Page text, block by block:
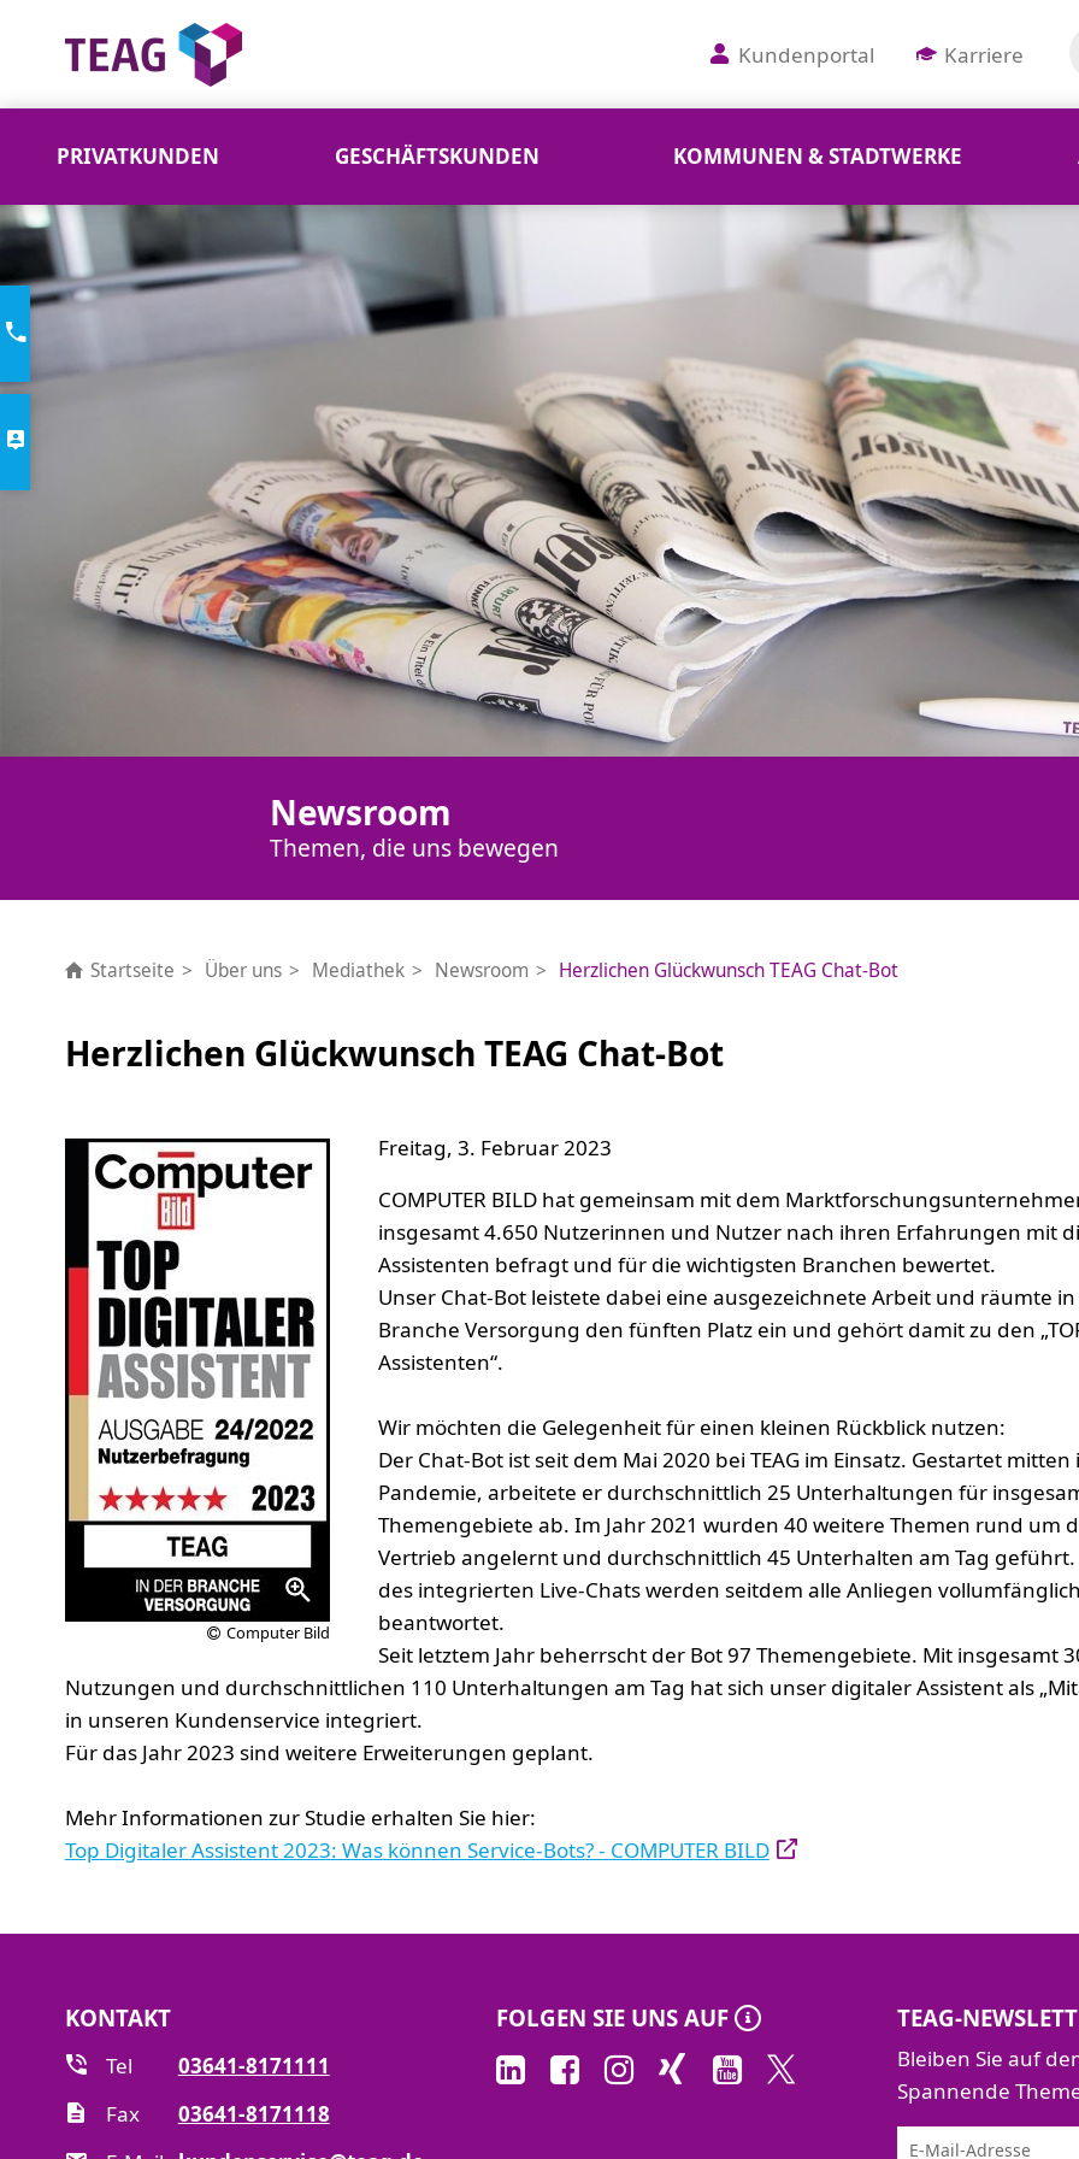
Kundenportal Karriere
PRIVATKUNDEN GESCHÄFTSKUNDEN KOMMUNEN & STADTWERKE
Newsroom
Themen, die uns bewegen
Startseite Über uns Mediathek Newsroom Herzlichen Glückwunsch TEAG Chat-Bot
Herzlichen Glückwunsch TEAG Chat-Bot
Computer Bild
Freitag, 3. Februar 2023
COMPUTER BILD hat gemeinsam mit dem
insgesamt 4.650 Nutzerinnen und Nutzer nach ihren Erfahrungen mit
Assistenten befragt und für die wichtigsten Branchen bewertet.
Unser Chat-Bot leistete dabei eine ausgezeichnete Arbeit und räumte
Branche Versorgung den fünften Platz ein und gehört damit zu den
Assistenten“.
Wir möchten die Gelegenheit für einen kleinen Rückblick nutzen:
Der Chat-Bot ist seit dem Mai 2020 bei TEAG im Einsatz. Gestartet mitten
Pandemie, arbeitete er durchschnittlich 25 Unterhaltungen für
Themengebiete ab. Im Jahr 2021 wurden 40 weitere Themen rund um
Vertrieb angelernt und durchschnittlich 45 Unterhalten am Tag
des integrierten Live-Chats werden seitdem alle Anliegen
beantwortet.
Seit letztem Jahr beherrscht der Bot 97 Themengebiete. Mit insgesamt
Nutzungen und durchschnittlichen 110 Unterhaltungen am Tag hat sich unser digitaler Assistent als
in unseren Kundenservice integriert.
Für das Jahr 2023 sind weitere Erweiterungen geplant.
Mehr Informationen zur Studie erhalten Sie hier:
Top Digitaler Assistent 2023: Was können Service-Bots? - COMPUTER BILD
KONTAKT
Tel
03641-8171111
Fax
03641-8171118
FOLGEN SIE UNS AUF TEAG-
Bleiben Sie auf
Spannende